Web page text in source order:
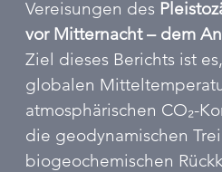
Vereisungen des
vor Mitternacht – dem
Ziel dieses Berichts ist
globalen
atmosphärischen CO₂-
die geodynamischen
biogeochemischen